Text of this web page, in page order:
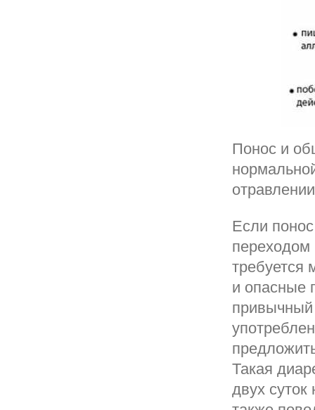
Понос и
Если
переходом
требуется
и опасные
привычный
Такая
двух суток